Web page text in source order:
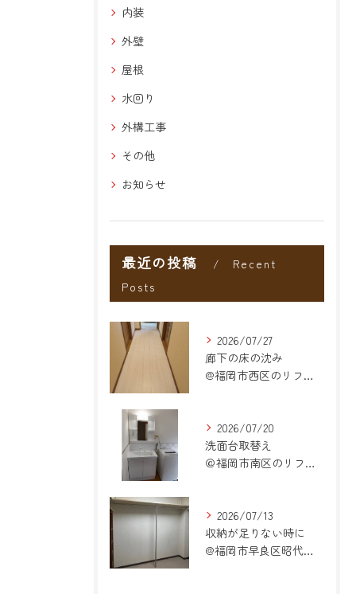
内装
外壁
屋根
水回り
外構工事
その他
お知らせ
最近の投稿
Recent
Posts
2026/07/27
廊下の床の沈み
@福岡市西区のリフォーム
2026/07/20
洗面台取替え
＠福岡市南区のリフォーム
2026/07/13
収納が足りない時に
@福岡市早良区昭代のリフォーム